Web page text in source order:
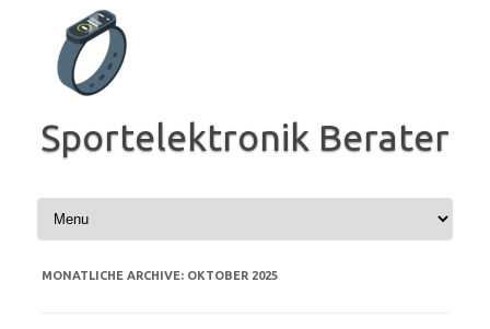
springen
Sportelektronik Berater
MONATLICHE ARCHIVE: OKTOBER 2025